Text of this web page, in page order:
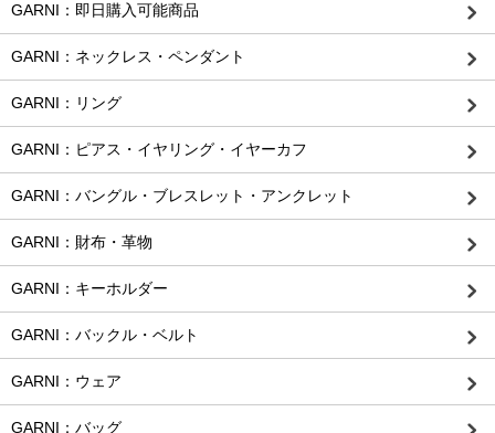
GARNI：即日購入可能商品
GARNI：ネックレス・ペンダント
GARNI：リング
GARNI：ピアス・イヤリング・イヤーカフ
GARNI：バングル・ブレスレット・アンクレット
GARNI：財布・革物
GARNI：キーホルダー
GARNI：バックル・ベルト
GARNI：ウェア
GARNI：バッグ